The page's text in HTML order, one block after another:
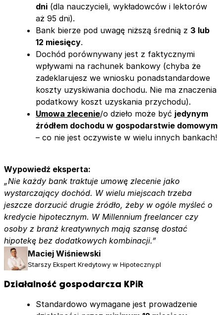
dni (dla nauczycieli, wykładowców i lektorów
aż 95 dni).
Bank bierze pod uwagę niższą średnią z 3 lub
12 miesięcy.
Dochód porównywany jest z faktycznymi
wpływami na rachunek bankowy (chyba że
zadeklarujesz we wniosku ponadstandardowe
koszty uzyskiwania dochodu. Nie ma znaczenia
podatkowy koszt uzyskania przychodu).
Umowa zlecenie/o dzieło może być jedynym
źródłem dochodu w gospodarstwie domowym
– co nie jest oczywiste w wielu innych bankach!
Wypowiedź eksperta:
„Nie każdy bank traktuje umowę zlecenie jako
wystarczający dochód. W wielu miejscach trzeba
jeszcze dorzucić drugie źródło, żeby w ogóle myśleć o
kredycie hipotecznym. W Millennium freelancer czy
osoby z branż kreatywnych mają szansę dostać
hipotekę bez dodatkowych kombinacji.”
Maciej Wiśniewski
Starszy Ekspert Kredytowy w Hipoteczny.pl
Działalność gospodarcza KPiR
Standardowo wymagane jest prowadzenie